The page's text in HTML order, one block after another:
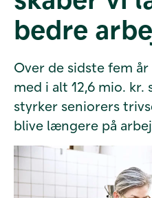
bedre
Over de sidste fem
med i alt 12,6 mio.
styrker seniorers
blive længere på